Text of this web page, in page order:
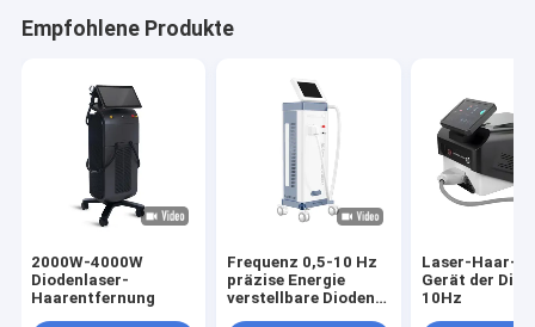
Empfohlene Produkte
2000W-4000W
Diodenlaser-
Haarentfernung
Frequenz 0,5-10 Hz
präzise Energie
verstellbare Dioden
Laser-Haar-
Gerät der
10Hz